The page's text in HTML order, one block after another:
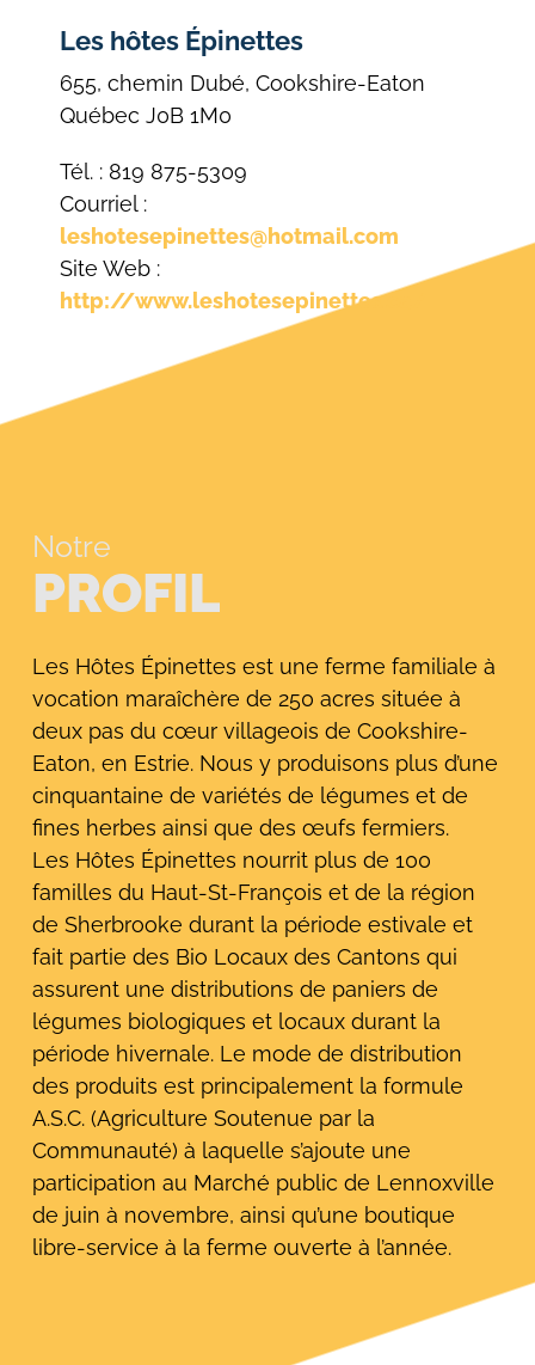
Les hôtes Épinettes
655, chemin Dubé, Cookshire-Eaton
Québec J0B 1M0
Tél. : 819 875-5309
Courriel :
leshotesepinettes@hotmail.com
Site Web :
http://www.leshotesepinettes.ca/
Notre
PROFIL
Les Hôtes Épinettes est une ferme familiale à
vocation maraîchère de 250 acres située à
deux pas du cœur villageois de Cookshire-
Eaton, en Estrie. Nous y produisons plus d’une
cinquantaine de variétés de légumes et de
fines herbes ainsi que des œufs fermiers.
Les Hôtes Épinettes nourrit plus de 100
familles du Haut-St-François et de la région
de Sherbrooke durant la période estivale et
fait partie des Bio Locaux des Cantons qui
assurent une distributions de paniers de
légumes biologiques et locaux durant la
période hivernale. Le mode de distribution
des produits est principalement la formule
A.S.C. (Agriculture Soutenue par la
Communauté) à laquelle s’ajoute une
participation au Marché public de Lennoxville
de juin à novembre, ainsi qu’une boutique
libre-service à la ferme ouverte à l’année.